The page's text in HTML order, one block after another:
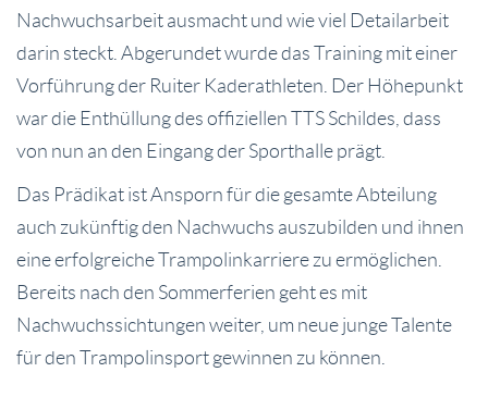
Nachwuchsarbeit ausmacht und wie viel Detailarbeit
darin steckt. Abgerundet wurde das Training mit einer
Vorführung der Ruiter Kaderathleten. Der Höhepunkt
war die Enthüllung des offiziellen TTS Schildes, dass
von nun an den Eingang der Sporthalle prägt.
Das Prädikat ist Ansporn für die gesamte Abteilung
auch zukünftig den Nachwuchs auszubilden und ihnen
eine erfolgreiche Trampolinkarriere zu ermöglichen.
Bereits nach den Sommerferien geht es mit
Nachwuchssichtungen weiter, um neue junge Talente
für den Trampolinsport gewinnen zu können.